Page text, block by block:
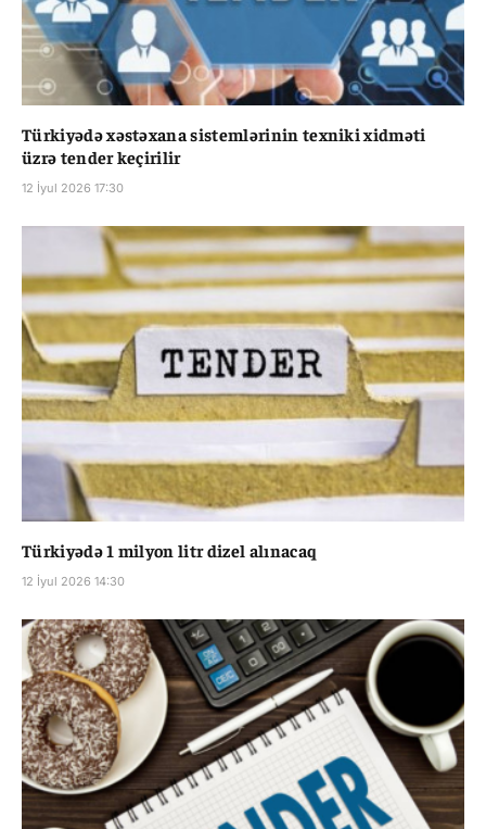
Türkiyədə xəstəxana sistemlərinin texniki xidməti
üzrə tender keçirilir
12 İyul 2026 17:30
Türkiyədə 1 milyon litr dizel alınacaq
12 İyul 2026 14:30